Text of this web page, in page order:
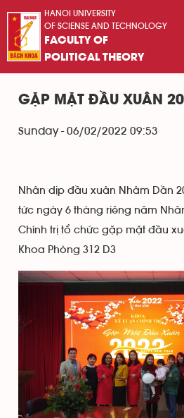
HANOI UNIVERSITY
OF SCIENSE AND TECHNOLOGY
FACULTY OF
POLITICAL THEORY
GẶP MẶT ĐẦU XUÂN
Sunday - 06/02/2022 09:53
Nhân dịp đầu xuân Nhâm Dần
tức ngày 6 tháng riêng năm
Chính trị tổ chức gặp mặt đầu
Khoa Phòng 312 D3